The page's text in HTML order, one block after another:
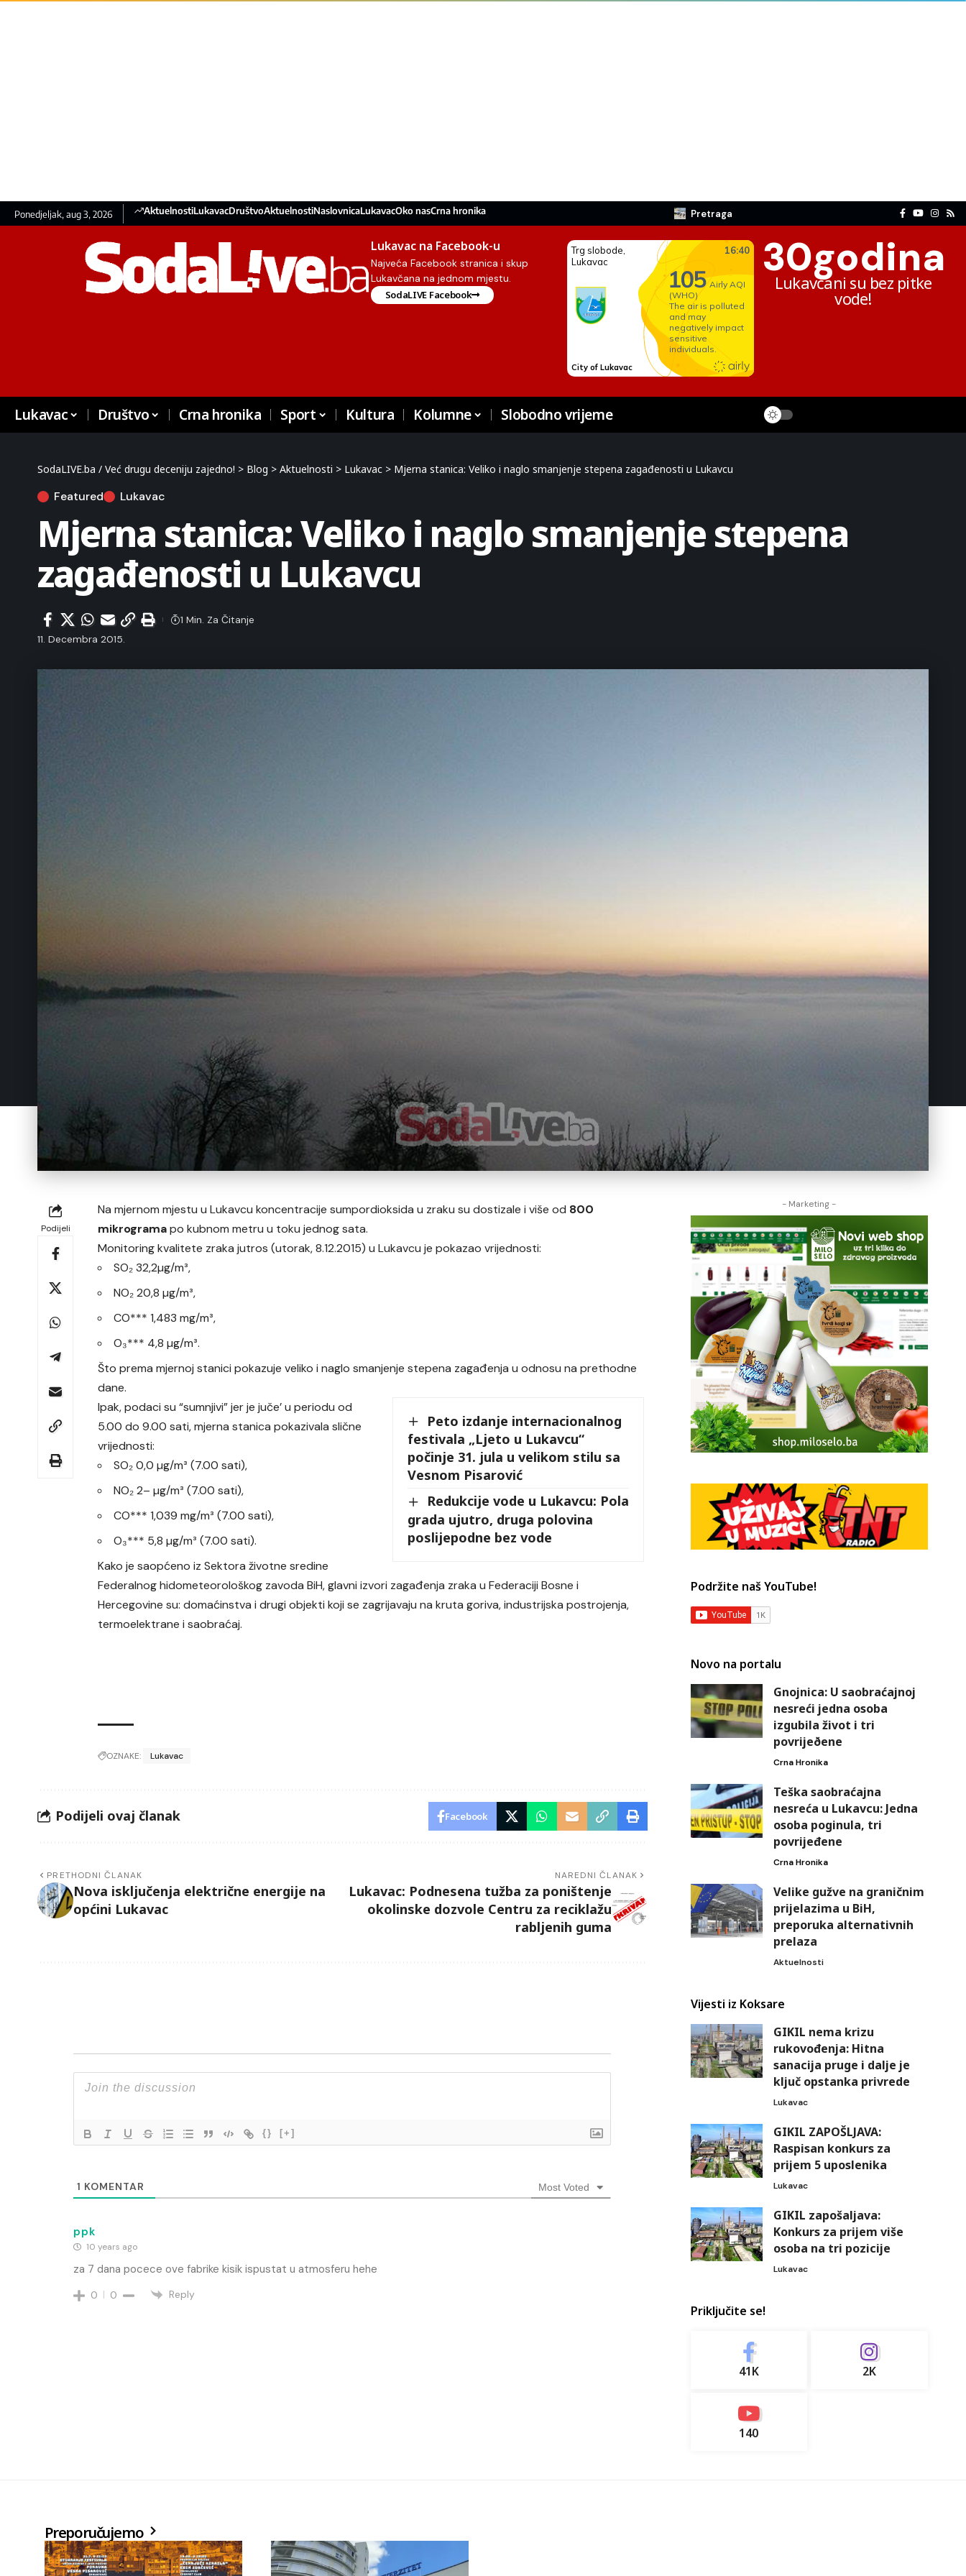
Ponedjeljak, aug 3, 2026 AktuelnostiLukavacDruštvoAktuelnostiNaslovnicaLukavacOko nasCrna hronika Pretraga
Lukavac na Facebook-u
Najveća Facebook stranica i skup
Lukavčana na jednom mjestu.
SodaLIVE Facebook
30godina
Lukavčani su bez pitke
vode!
Lukavac Društvo Crna hronika Sport Kultura Kolumne Slobodno vrijeme
SodaLIVE.ba / Već drugu deceniju zajedno! > Blog > Aktuelnosti > Lukavac > Mjerna stanica: Veliko i naglo smanjenje stepena zagađenosti u Lukavcu
Featured Lukavac
Mjerna stanica: Veliko i naglo smanjenje stepena
zagađenosti u Lukavcu
11. Decembra 2015.
1 Min. Za Čitanje
Podijeli
Na mjernom mjestu u Lukavcu koncentracije sumpordioksida u zraku su dostizale i više od 800
mikrogramapo kubnom metru u toku jednog sata.
Monitoring kvalitete zraka jutros (utorak, 8.12.2015) u Lukavcu je pokazao vrijednosti:
SO₂ 32,2µg/m³,
NO₂ 20,8 µg/m³,
CO*** 1,483 mg/m³,
O₃*** 4,8 µg/m³.
Što prema mjernoj stanici pokazuje veliko i naglo smanjenje stepena zagađenja u odnosu na prethodne
dane.
Peto izdanje internacionalnog
festivala „Ljeto u Lukavcu“
počinje 31. jula u velikom stilu sa
Vesnom Pisarović
Redukcije vode u Lukavcu: Pola
grada ujutro, druga polovina
poslijepodne bez vode
Ipak, podaci su “sumnjivi” jer je juče’ u periodu od
5.00 do 9.00 sati, mjerna stanica pokazivala slične
vrijednosti:
SO₂ 0,0 µg/m³ (7.00 sati),
NO₂ 2– µg/m³ (7.00 sati),
CO*** 1,039 mg/m³ (7.00 sati),
O₃*** 5,8 µg/m³ (7.00 sati).
Kako je saopćeno iz Sektora životne sredine
Federalnog hidometeorološkog zavoda BiH, glavni izvori zagađenja zraka u Federaciji Bosne i
Hercegovine su: domaćinstva i drugi objekti koji se zagrijavaju na kruta goriva, industrijska postrojenja,
termoelektrane i saobraćaj.
OZNAKE: Lukavac
Podijeli ovaj članak Facebook
PRETHODNI ČLANAK
Nova isključenja električne energije na
općini Lukavac
NAREDNI ČLANAK
Lukavac: Podnesena tužba za poništenje
okolinske dozvole Centru za reciklažu
rabljenih guma
{} [+]
1 KOMENTAR Most Voted
ppk
10 years ago
za 7 dana pocece ove fabrike kisik ispustat u atmosferu hehe
0 0 Reply
- Marketing -
Podržite naš YouTube!
Novo na portalu
Gnojnica: U saobraćajnoj
nesreći jedna osoba
izgubila život i tri
povrijeðene
Crna Hronika
Teška saobraćajna
nesreća u Lukavcu: Jedna
osoba poginula, tri
povrijeđene
Crna Hronika
Velike gužve na graničnim
prijelazima u BiH,
preporuka alternativnih
prelaza
Aktuelnosti
Vijesti iz Koksare
GIKIL nema krizu
rukovođenja: Hitna
sanacija pruge i dalje je
ključ opstanka privrede
Lukavac
GIKIL ZAPOŠLJAVA:
Raspisan konkurs za
prijem 5 uposlenika
Lukavac
GIKIL zapošaljava:
Konkurs za prijem više
osoba na tri pozicije
Lukavac
Priključite se!
41K 2K
140
Preporučujemo